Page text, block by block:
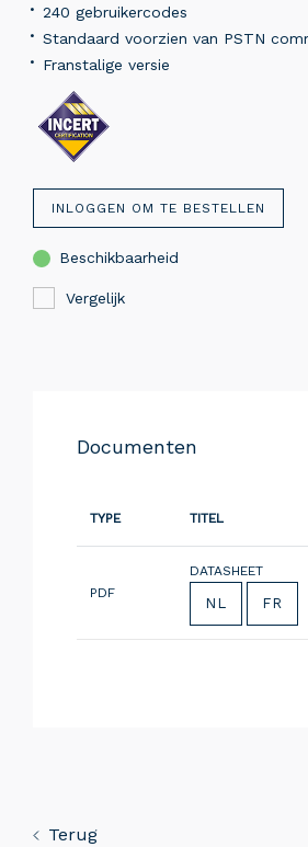
240 gebruikercodes
Standaard voorzien van PSTN
Franstalige versie
INLOGGEN OM TE BESTELLEN
Beschikbaarheid
Vergelijk
Documenten
TYPE TITEL
PDF
DATASHEET
NL FR
Terug